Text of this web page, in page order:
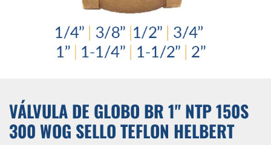
VÁLVULA DE GLOBO BR 1" NTP 150S
300 WOG SELLO TEFLON HELBERT